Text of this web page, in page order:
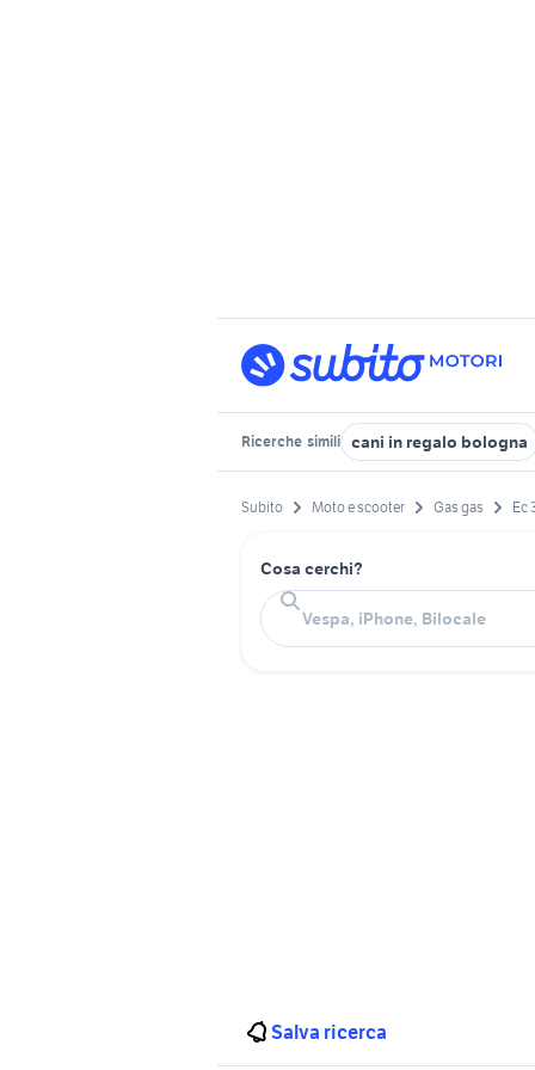
Ricerche simili cani in regalo bologna
Subito Moto e scooter Gas gas Ec
Cosa cerchi?
Salva ricerca